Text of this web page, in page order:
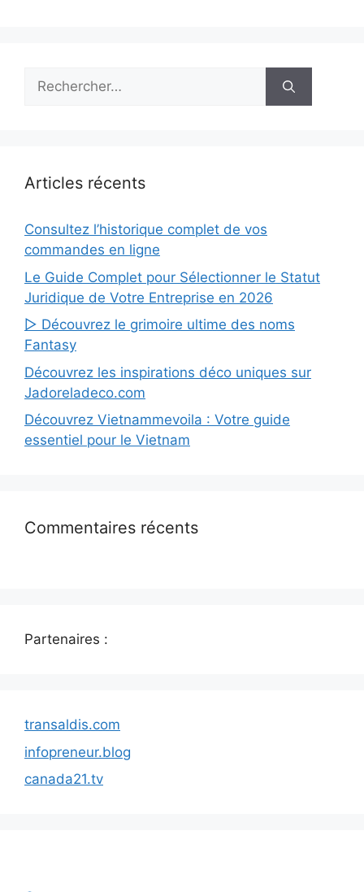
Rechercher :
Articles récents
Consultez l’historique complet de vos
commandes en ligne
Le Guide Complet pour Sélectionner le Statut
Juridique de Votre Entreprise en 2026
▷ Découvrez le grimoire ultime des noms
Fantasy
Découvrez les inspirations déco uniques sur
Jadoreladeco.com
Découvrez Vietnammevoila : Votre guide
essentiel pour le Vietnam
Commentaires récents
Partenaires :
transaldis.com
infopreneur.blog
canada21.tv